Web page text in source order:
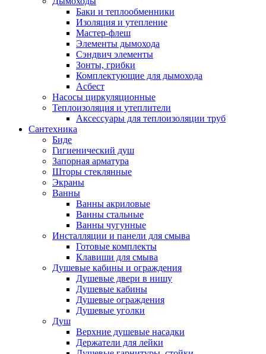
Баки и теплообменники
Изоляция и утепление
Мастер-флеш
Элементы дымохода
Сэндвич элементы
Зонты, грибки
Комплектующие для дымохода
Асбест
Насосы циркуляционные
Теплоизоляция и утеплители
Аксессуары для теплоизоляции труб
Сантехника
Биде
Гигиенический душ
Запорная арматура
Шторы стеклянные
Экраны
Ванны
Ванны акриловые
Ванны стальные
Ванны чугунные
Инсталляции и панели для смыва
Готовые комплекты
Клавиши для смыва
Душевые кабины и ограждения
Душевые двери в нишу
Душевые кабины
Душевые ограждения
Душевые уголки
Душ
Верхние душевые насадки
Держатели для лейки